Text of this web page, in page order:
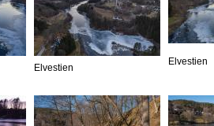
Elvestien
Elvestien